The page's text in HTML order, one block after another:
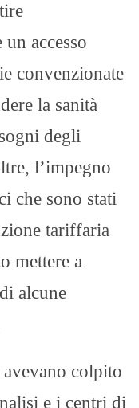
accesso
convenzionate
la sanità
degli
l’impegno
che sono stati
tariffaria
mettere a
alcune
colpito
e i centri di